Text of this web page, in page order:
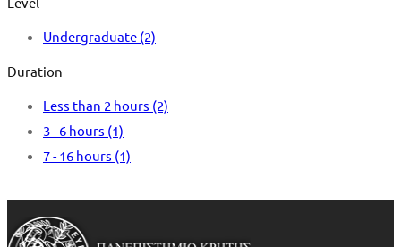
Undergraduate (2)
Duration
Less than 2 hours (2)
3 - 6 hours (1)
7 - 16 hours (1)